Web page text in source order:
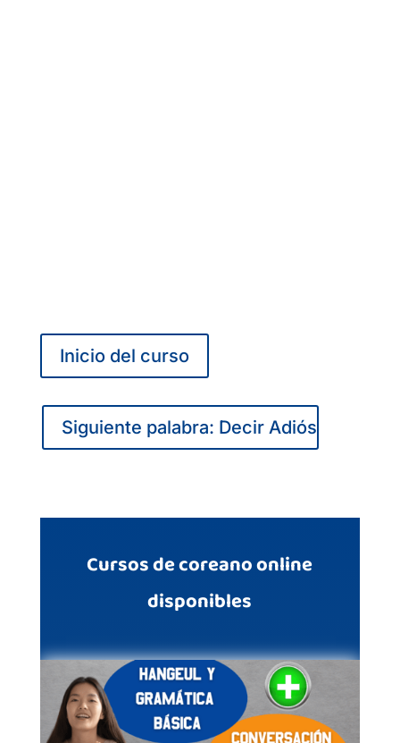
Inicio del curso
Siguiente palabra: Decir Adiós
Cursos de coreano online
disponibles